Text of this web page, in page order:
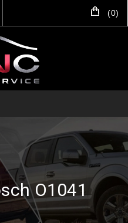
(0)
SẢN PHẨM
LIÊN HỆ
O1041